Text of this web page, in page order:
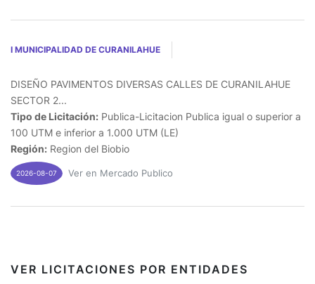
I MUNICIPALIDAD DE CURANILAHUE
DISEÑO PAVIMENTOS DIVERSAS CALLES DE CURANILAHUE
SECTOR 2...
Tipo de Licitación: Publica-Licitacion Publica igual o superior a
100 UTM e inferior a 1.000 UTM (LE)
Región: Region del Biobio
2026-08-07 Ver en Mercado Publico
VER LICITACIONES POR ENTIDADES